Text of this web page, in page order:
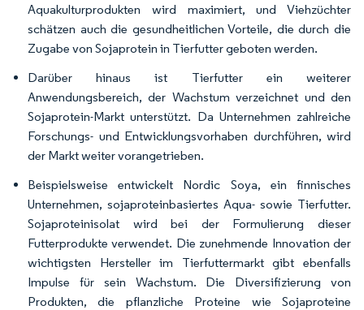
Aquakulturprodukten wird maximiert, und Viehzüchter
schätzen auch die gesundheitlichen Vorteile, die durch die
Zugabe von Sojaprotein in Tierfutter geboten werden.
Darüber hinaus ist Tierfutter ein weiterer
Anwendungsbereich, der Wachstum verzeichnet und den
Sojaprotein-Markt unterstützt. Da Unternehmen zahlreiche
Forschungs- und Entwicklungsvorhaben durchführen, wird
der Markt weiter vorangetrieben.
Beispielsweise entwickelt Nordic Soya, ein finnisches
Unternehmen, sojaproteinbasiertes Aqua- sowie Tierfutter.
Sojaproteinisolat wird bei der Formulierung dieser
Futterprodukte verwendet. Die zunehmende Innovation der
wichtigsten Hersteller im Tierfuttermarkt gibt ebenfalls
Impulse für sein Wachstum. Die Diversifizierung von
Produkten, die pflanzliche Proteine wie Sojaproteine